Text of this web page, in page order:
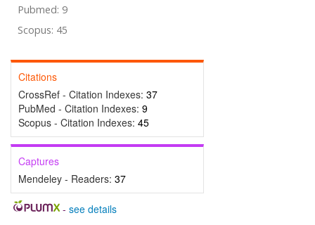
Pubmed: 9
Scopus: 45
Citations
CrossRef - Citation Indexes: 37
PubMed - Citation Indexes: 9
Scopus - Citation Indexes: 45
Captures
Mendeley - Readers: 37
- see details